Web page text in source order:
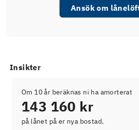
Ansök om
Insikter
Om 10 år beräknas ni ha amorterat
143 160 kr
på lånet på er nya bostad.